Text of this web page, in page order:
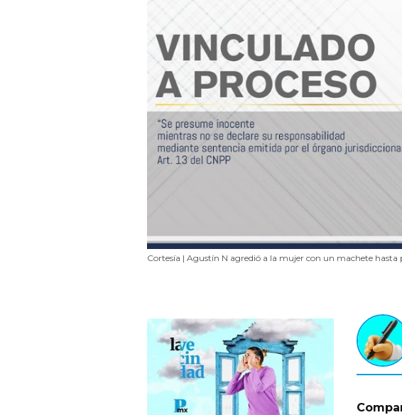
Cortesía | Agustín N agredió a la mujer con un machete hasta